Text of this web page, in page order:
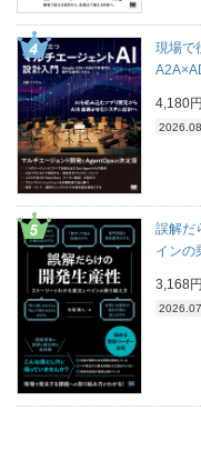
現場で
4,180
誤解だ
インの
3,168